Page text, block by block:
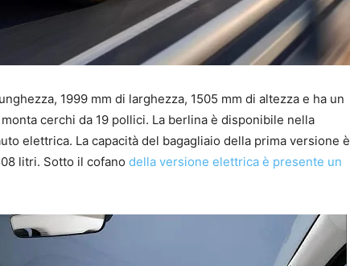
1999 mm di larghezza, 1505 mm di altezza e ha un
cerchi da 19 pollici. La berlina è disponibile nella
elettrica. La capacità del bagagliaio della prima versione è
litri. Sotto il cofano della versione elettrica è presente un